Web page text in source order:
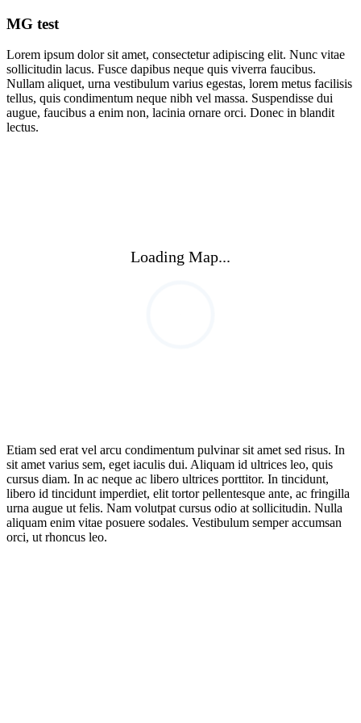
MG test
Lorem ipsum dolor sit amet, consectetur adipiscing elit. Nunc vitae
sollicitudin lacus. Fusce dapibus neque quis viverra faucibus.
Nullam aliquet, urna vestibulum varius egestas, lorem metus facilisis
tellus, quis condimentum neque nibh vel massa. Suspendisse dui
augue, faucibus a enim non, lacinia ornare orci. Donec in blandit
lectus.
Loading Map...
Etiam sed erat vel arcu condimentum pulvinar sit amet sed risus. In
sit amet varius sem, eget iaculis dui. Aliquam id ultrices leo, quis
cursus diam. In ac neque ac libero ultrices porttitor. In tincidunt,
libero id tincidunt imperdiet, elit tortor pellentesque ante, ac fringilla
urna augue ut felis. Nam volutpat cursus odio at sollicitudin. Nulla
aliquam enim vitae posuere sodales. Vestibulum semper accumsan
orci, ut rhoncus leo.